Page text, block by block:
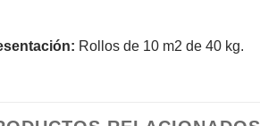
Rollos de 10 m2 de 40 kg.